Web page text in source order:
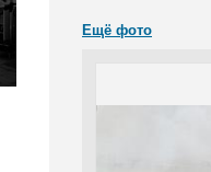
Ещё фото